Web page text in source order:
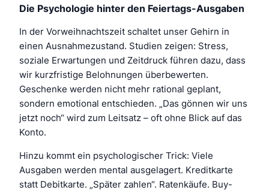
Die Psychologie hinter den Feiertags-Ausgaben
In der Vorweihnachtszeit schaltet unser Gehirn in
einen Ausnahmezustand. Studien zeigen: Stress,
soziale Erwartungen und Zeitdruck führen dazu, dass
wir kurzfristige Belohnungen überbewerten.
Geschenke werden nicht mehr rational geplant,
sondern emotional entschieden. „Das gönnen wir uns
jetzt noch“ wird zum Leitsatz – oft ohne Blick auf das
Konto.
Hinzu kommt ein psychologischer Trick: Viele
Ausgaben werden mental ausgelagert. Kreditkarte
statt Debitkarte. „Später zahlen“. Ratenkäufe. Buy-